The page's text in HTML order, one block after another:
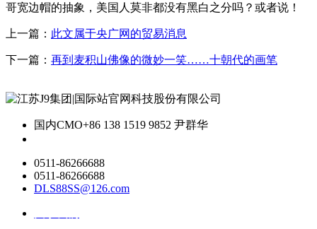
哥宽边帽的抽象，美国人莫非都没有黑白之分吗？或者说！
上一篇： 此文属于央广网的贸易消息
下一篇： 再到麦积山佛像的微妙一笑……十朝代的画笔
国内CMO+86 138 1519 9852 尹群华
0511-86266688
0511-86266688
DLS88SS@126.com